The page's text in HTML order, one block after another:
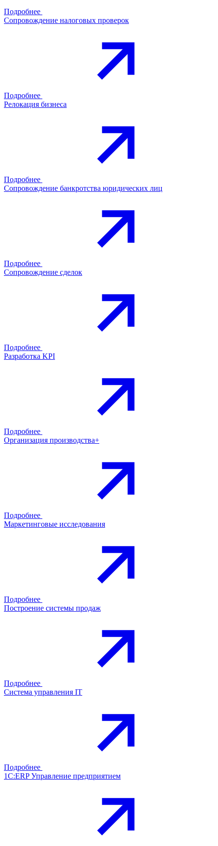
Подробнее
Сопровождение налоговых проверок
Подробнее
Релокация бизнеса
Подробнее
Сопровождение банкротства юридических лиц
Подробнее
Сопровождение сделок
Подробнее
Разработка KPI
Подробнее
Организация производства+
Подробнее
Маркетинговые исследования
Подробнее
Построение системы продаж
Подробнее
Система управления IT
Подробнее
1С:ERP Управление предприятием